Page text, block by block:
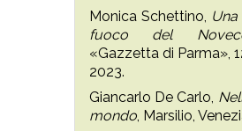
Monica Schettino,
fuoco del
«Gazzetta di Parma»,
2023.
Giancarlo De Carlo,
mondo , Marsilio,